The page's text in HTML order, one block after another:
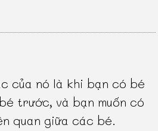
của nó là khi bạn có bé
trước, và bạn muốn có
quan giữa các bé.